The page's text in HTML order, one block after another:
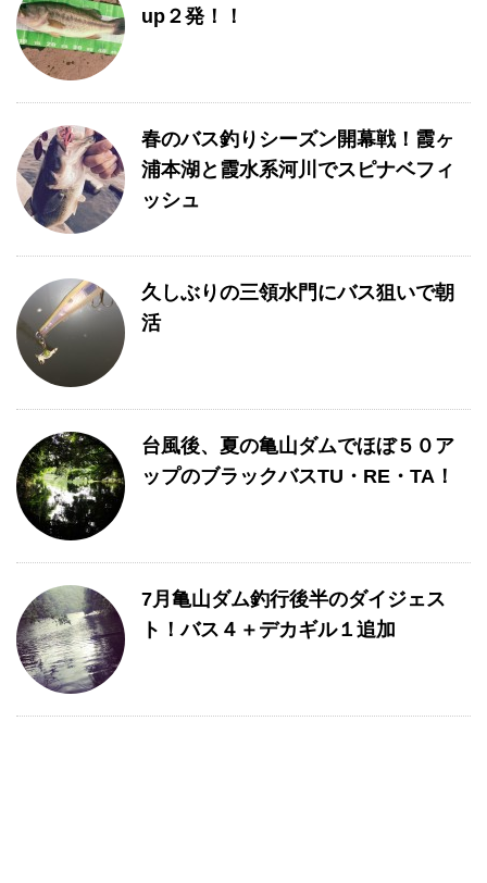
up２発！！
春のバス釣りシーズン開幕戦！霞ヶ
浦本湖と霞水系河川でスピナベフィ
ッシュ
久しぶりの三領水門にバス狙いで朝
活
台風後、夏の亀山ダムでほぼ５０ア
ップのブラックバスTU・RE・TA！
7月亀山ダム釣行後半のダイジェス
ト！バス４＋デカギル１追加